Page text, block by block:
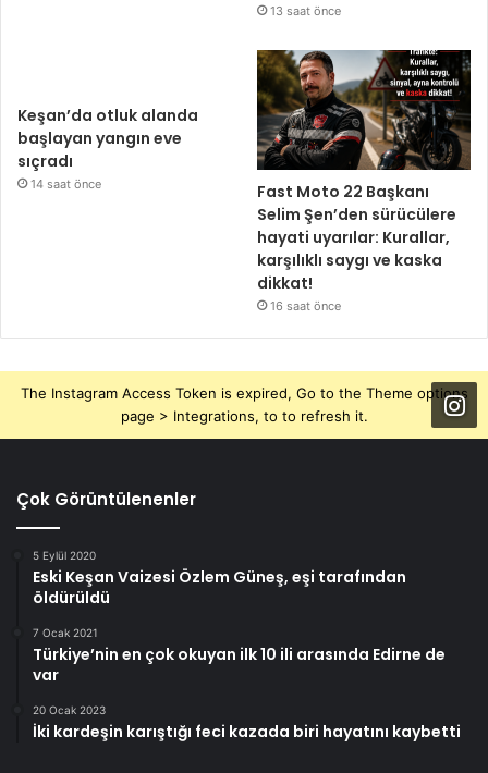
13 saat önce
Keşan’da otluk alanda
başlayan yangın eve
sıçradı
14 saat önce
Fast Moto 22 Başkanı
Selim Şen’den sürücülere
hayati uyarılar: Kurallar,
karşılıklı saygı ve kaska
dikkat!
16 saat önce
The Instagram Access Token is expired, Go to the Theme options
page > Integrations, to to refresh it.
Çok Görüntülenenler
5 Eylül 2020
Eski Keşan Vaizesi Özlem Güneş, eşi tarafından
öldürüldü
7 Ocak 2021
Türkiye’nin en çok okuyan ilk 10 ili arasında Edirne de
var
20 Ocak 2023
İki kardeşin karıştığı feci kazada biri hayatını kaybetti